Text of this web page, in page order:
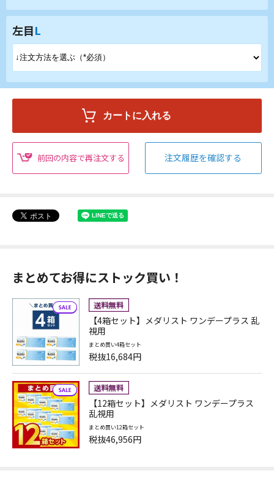
左目L
前回の内容で再注文する 注文履歴を確認する
まとめてお得にストック買い！
【4箱セット】メダリスト ワンデープラス 乱
視用
まとめ買い4箱セット
税抜16,684円
【12箱セット】メダリスト ワンデープラス
乱視用
まとめ買い12箱セット
税抜46,956円